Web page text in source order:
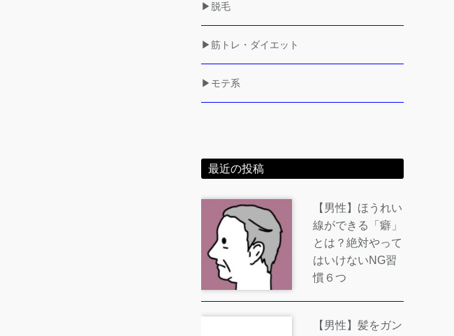
▶脱毛
▶筋トレ・ダイエット
▶モテ系
最近の投稿
【男性】ほうれい
線ができる「癖」
とは？絶対やって
はいけないNG習
慣６つ
【男性】髪をガン